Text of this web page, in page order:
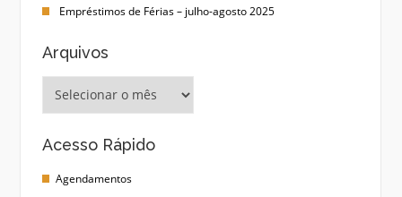
Empréstimos de Férias – julho-agosto 2025
Arquivos
Acesso Rápido
Agendamentos